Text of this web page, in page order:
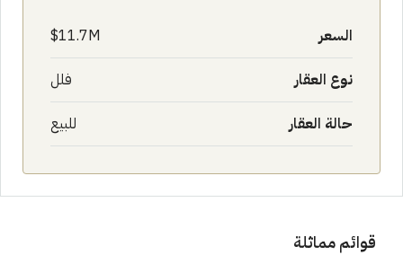
السعر 11.7M$
نوع العقار فلل
حالة العقار للبيع
قوائم مماثلة